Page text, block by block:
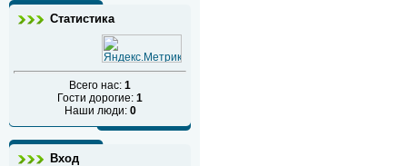
Статистика
Всего нас: 1
Гости дорогие: 1
Наши люди: 0
Вход